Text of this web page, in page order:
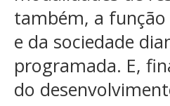
também, a função
e da sociedade
programada. E,
do